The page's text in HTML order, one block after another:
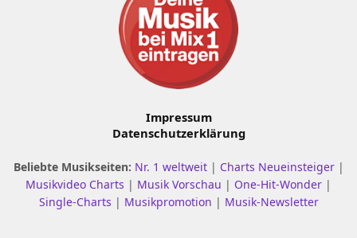
Impressum
Datenschutzerklärung
Beliebte Musikseiten: Nr. 1 weltweit | Charts Neueinsteiger |
Musikvideo Charts | Musik Vorschau | One-Hit-Wonder |
Single-Charts | Musikpromotion | Musik-Newsletter